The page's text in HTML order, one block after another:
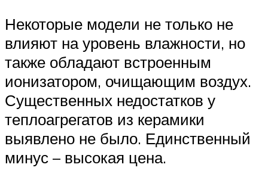
Некоторые модели не только не
влияют на уровень влажности, но
также обладают встроенным
ионизатором, очищающим воздух.
Существенных недостатков у
теплоагрегатов из керамики
выявлено не было. Единственный
минус – высокая цена.